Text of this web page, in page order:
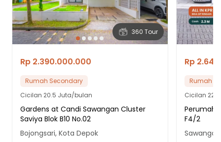
360 Tour
Rp 2.390.000.000
Rumah Secondary
Cicilan 20.5 Juta/bulan
Gardens at Candi Sawangan Cluster
Saviya Blok B10 No.02
Bojongsari, Kota Depok
Rp
Rumah
Cicilan
F4/2